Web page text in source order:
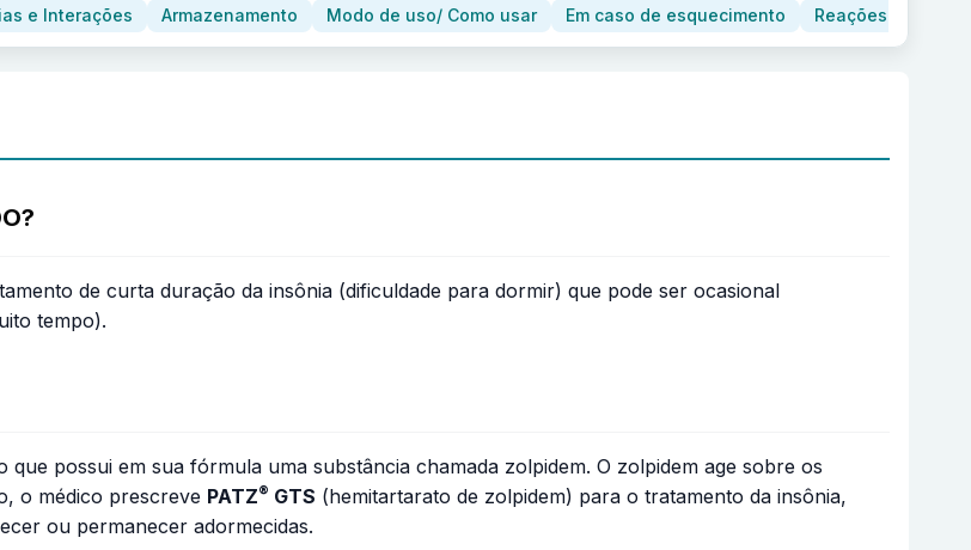
e Interações Armazenamento Modo de uso/ Como usar Em caso de esquecimento Reações adversas
de curta duração da insônia (dificuldade para dormir) que pode ser ocasional
tempo).
possui em sua fórmula uma substância chamada zolpidem. O zolpidem age sobre os
o médico prescreve PATZ® GTS (hemitartarato de zolpidem) para o tratamento da insônia,
ou permanecer adormecidas.